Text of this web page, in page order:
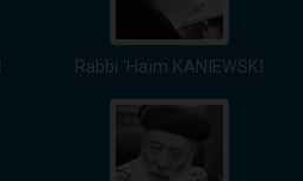
Rabbi 'Haïm KANIEWSKI